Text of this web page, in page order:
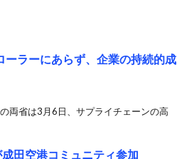
ーラーにあらず、企業の持続的成
両省は3月6日、サプライチェーンの高
田空港コミュニティ参加